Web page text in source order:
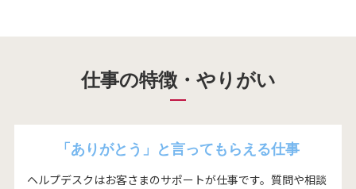
仕事の特徴・やりがい
「ありがとう」と言ってもらえる仕事
ヘルプデスクはお客さまのサポートが仕事です。質問や相談